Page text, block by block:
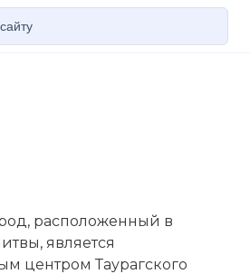
расположенный в
является
центром Таурагского